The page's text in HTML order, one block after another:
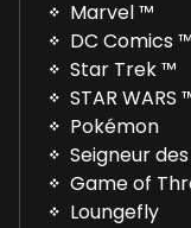
Marvel ™
DC Comics ™
Star Trek ™
STAR WARS
Pokémon
Seigneur
Game of
Loungefly